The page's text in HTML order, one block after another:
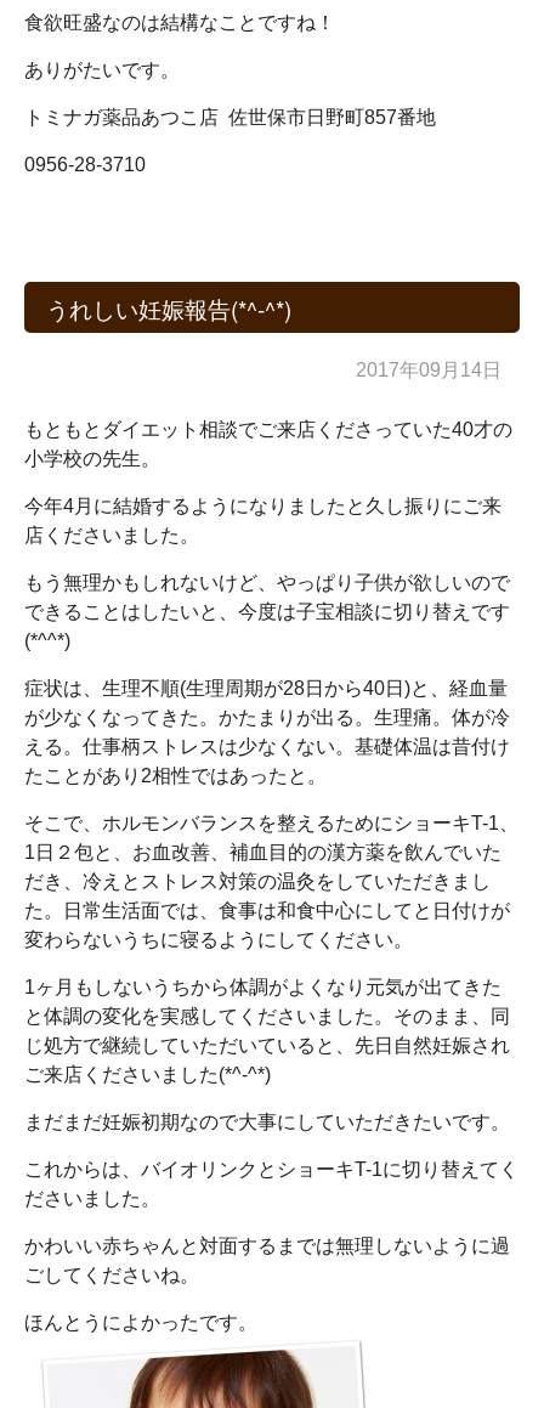
食欲旺盛なのは結構なことですね！
ありがたいです。
トミナガ薬品あつこ店 佐世保市日野町857番地
0956-28-3710
うれしい妊娠報告(*^-^*)
2017年09月14日
もともとダイエット相談でご来店くださっていた40才の
小学校の先生。
今年4月に結婚するようになりましたと久し振りにご来
店くださいました。
もう無理かもしれないけど、やっぱり子供が欲しいので
できることはしたいと、今度は子宝相談に切り替えです
(*^^*)
症状は、生理不順(生理周期が28日から40日)と、経血量
が少なくなってきた。かたまりが出る。生理痛。体が冷
える。仕事柄ストレスは少なくない。基礎体温は昔付け
たことがあり2相性ではあったと。
そこで、ホルモンバランスを整えるためにショーキT-1、
1日２包と、お血改善、補血目的の漢方薬を飲んでいた
だき、冷えとストレス対策の温灸をしていただきまし
た。日常生活面では、食事は和食中心にしてと日付けが
変わらないうちに寝るようにしてください。
1ヶ月もしないうちから体調がよくなり元気が出てきた
と体調の変化を実感してくださいました。そのまま、同
じ処方で継続していただいていると、先日自然妊娠され
ご来店くださいました(*^-^*)
まだまだ妊娠初期なので大事にしていただきたいです。
これからは、バイオリンクとショーキT-1に切り替えてく
ださいました。
かわいい赤ちゃんと対面するまでは無理しないように過
ごしてくださいね。
ほんとうによかったです。